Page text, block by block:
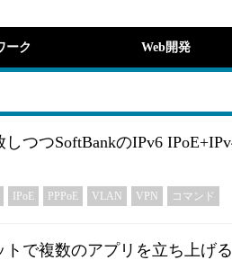
ーク Web開発
つつSoftBankのIPv6
IPoE PPPoE VLAN VPN コマンド
トで複数のアプリを立ち上げる